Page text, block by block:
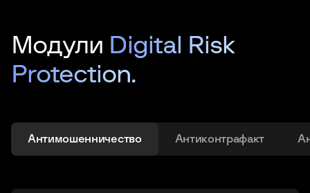
Модули Digital Risk
Protection.
Антимошенничество Антиконтрафакт